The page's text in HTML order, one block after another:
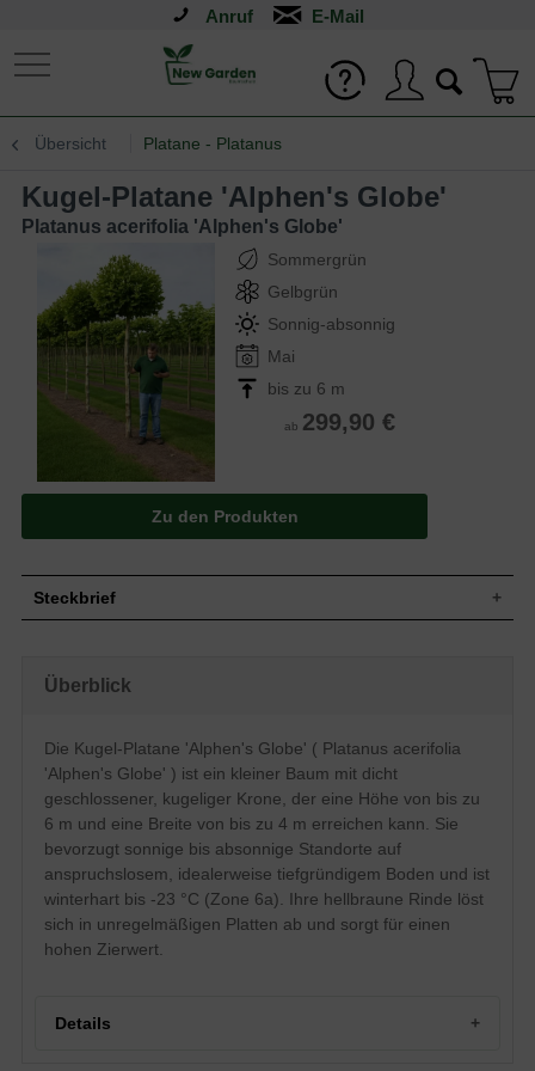
Anruf
Übersicht Platane - Platanus
Kugel-Platane 'Alphen's Globe'
Platanus acerifolia 'Alphen's Globe'
Sommergrün
Gelbgrün
Sonnig-absonnig
Mai
bis zu 6 m
ab 299,90 €
Zu den Produkten
Steckbrief
Blatt
Drei- bis fünflappig, gezähnter Rand,
ledrig, Oberseite dunkelgrün glänzend,
Unterseite heller und leicht behaart,
Herbstfärbung braungelb, 10 bis 15 cm
Frucht
Kugelige, stachelige, braune Früchte
Blüte
Unscheinbar
Blütezeit
Mai
Rinde
Hellbraun, später gelblichgrün bis
graubraun, unregelmäßig ablösende
Überblick
Die Kugel-Platane 'Alphen's Globe' ( Platanus acerifolia
'Alphen's Globe' ) ist ein kleiner Baum mit dicht
geschlossener, kugeliger Krone, der eine Höhe von bis zu
6 m und eine Breite von bis zu 4 m erreichen kann. Sie
bevorzugt sonnige bis absonnige Standorte auf
anspruchslosem, idealerweise tiefgründigem Boden und ist
winterhart bis -23 °C (Zone 6a). Ihre hellbraune Rinde löst
sich in unregelmäßigen Platten ab und sorgt für einen
hohen Zierwert.
Details